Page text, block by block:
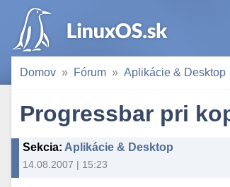
Domov Fórum Aplikácie & Desktop
Progressbar pri
Sekcia: Aplikácie & Desktop
14.08.2007 | 15:23